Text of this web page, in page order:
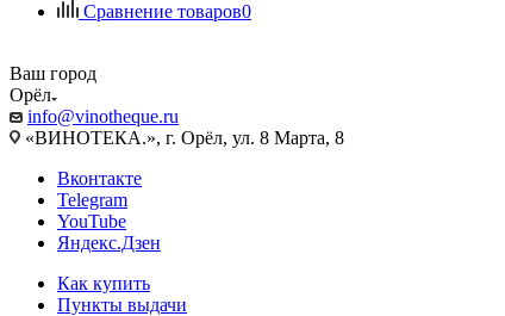
Сравнение товаров0
Ваш город
Орёл
info@vinotheque.ru
«ВИНОТЕКА.», г. Орёл, ул. 8 Марта, 8
Вконтакте
Telegram
YouTube
Яндекс.Дзен
Как купить
Пункты выдачи